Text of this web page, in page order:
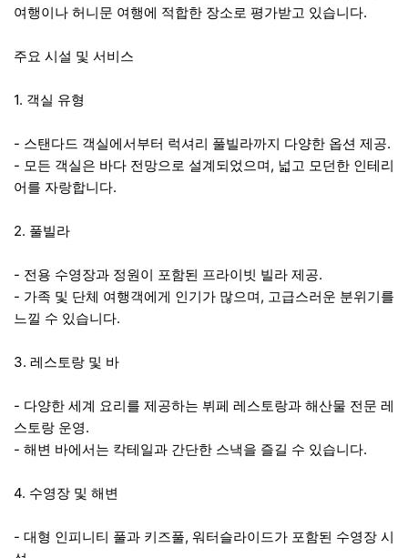
여행이나 허니문 여행에 적합한 장소로 평가받고 있습니다.
주요 시설 및 서비스
1. 객실 유형
- 스탠다드 객실에서부터 럭셔리 풀빌라까지 다양한 옵션 제공.
- 모든 객실은 바다 전망으로 설계되었으며, 넓고 모던한 인테리
어를 자랑합니다.
2. 풀빌라
- 전용 수영장과 정원이 포함된 프라이빗 빌라 제공.
- 가족 및 단체 여행객에게 인기가 많으며, 고급스러운 분위기를
느낄 수 있습니다.
3. 레스토랑 및 바
- 다양한 세계 요리를 제공하는 뷔페 레스토랑과 해산물 전문 레
스토랑 운영.
- 해변 바에서는 칵테일과 간단한 스낵을 즐길 수 있습니다.
4. 수영장 및 해변
- 대형 인피니티 풀과 키즈풀, 워터슬라이드가 포함된 수영장 시